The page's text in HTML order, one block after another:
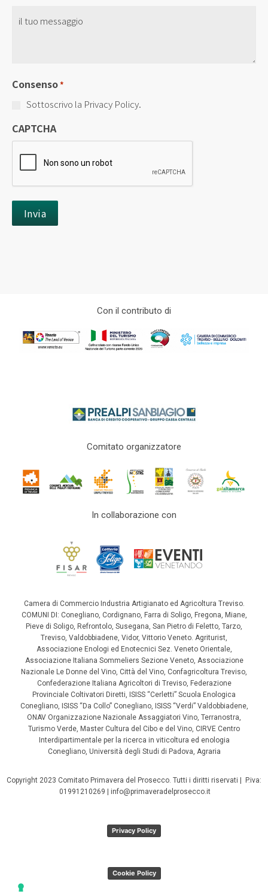
Titolo
Consenso*
Sottoscrivo la Privacy Policy.
CAPTCHA
Con il contributo di
Comitato organizzatore
In collaborazione con
Camera di Commercio Industria Artigianato ed Agricoltura Treviso.
COMUNI DI: Conegliano, Cordignano, Farra di Soligo, Fregona, Miane,
Pieve di Soligo, Refrontolo, Susegana, San Pietro di Feletto, Tarzo,
Treviso, Valdobbiadene, Vidor, Vittorio Veneto. Agriturist,
Associazione Enologi ed Enotecnici Sez. Veneto Orientale,
Associazione Italiana Sommeliers Sezione Veneto, Associazione
Nazionale Le Donne del Vino, Città del Vino, Confagricoltura Treviso,
Confederazione Italiana Agricoltori di Treviso, Federazione
Provinciale Coltivatori Diretti, ISISS “Cerletti” Scuola Enologica
Conegliano, ISISS “Da Collo” Conegliano, ISISS “Verdi” Valdobbiadene,
ONAV Organizzazione Nazionale Assaggiatori Vino, Terranostra,
Turismo Verde, Master Cultura del Cibo e del Vino, CIRVE Centro
Interdipartimentale per la ricerca in viticoltura ed enologia
Conegliano, Università degli Studi di Padova, Agraria
Copyright 2023 Comitato Primavera del Prosecco. Tutti i diritti riservati | P.iva:
01991210269 | info@primaveradelprosecco.it
Privacy Policy
Cookie Policy